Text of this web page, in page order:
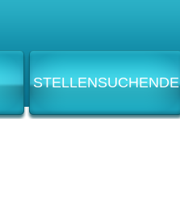
STELLENSUCHENDE